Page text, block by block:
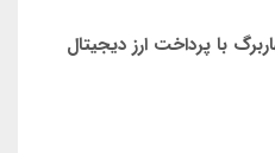
با پرداخت ارز دیجیتال